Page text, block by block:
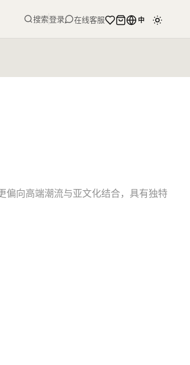
搜索登录 在线客服 中
向高端潮流与亚文化结合，具有独特